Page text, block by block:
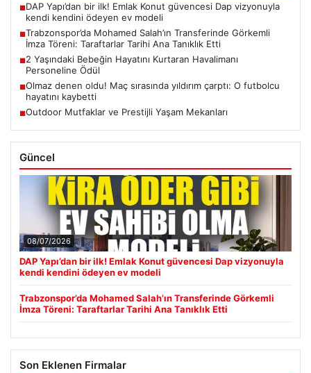
■DAP Yapı’dan bir ilk! Emlak Konut güvencesi Dap vizyonuyla
kendi kendini ödeyen ev modeli
■Trabzonspor’da Mohamed Salah’ın Transferinde Görkemli
İmza Töreni: Taraftarlar Tarihi Ana Tanıklık Etti
■2 Yaşındaki Bebeğin Hayatını Kurtaran Havalimanı
Personeline Ödül
■Olmaz denen oldu! Maç sırasında yıldırım çarptı: O futbolcu
hayatını kaybetti
■Outdoor Mutfaklar ve Prestijli Yaşam Mekanları
Güncel
08/07/2026
DAP Yapı’dan bir ilk! Emlak Konut güvencesi Dap vizyonuyla
kendi kendini ödeyen ev modeli
Trabzonspor’da Mohamed Salah’ın Transferinde Görkemli
İmza Töreni: Taraftarlar Tarihi Ana Tanıklık Etti
Son Eklenen Firmalar